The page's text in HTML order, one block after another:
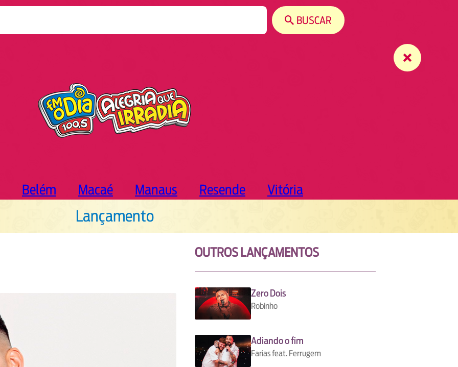
BUSCAR
Belém Macaé Manaus Resende Vitória
Lançamento
OUTROS LANÇAMENTOS
Zero Dois
Robinho
Adiando o fim
Farias feat. Ferrugem